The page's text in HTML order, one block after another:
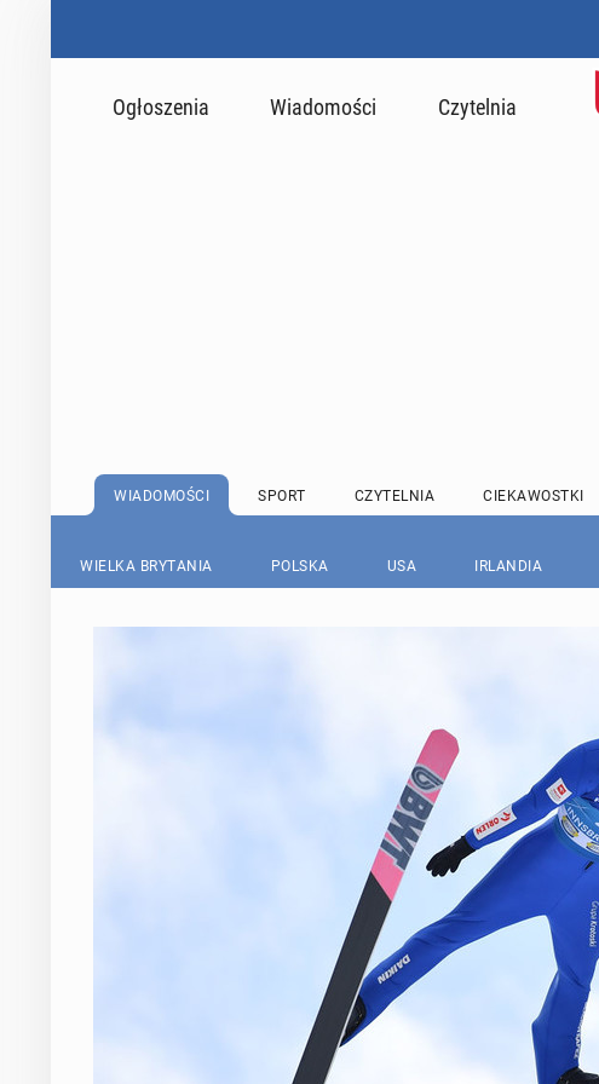
Ogłoszenia Wiadomości Czytelnia
WIADOMOŚCI SPORT CZYTELNIA CIEKAWOSTKI
WIELKA BRYTANIA POLSKA USA IRLANDIA